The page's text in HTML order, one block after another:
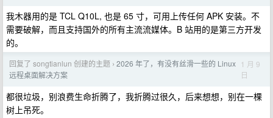
我木器用的是 TCL Q10L, 也是 65 寸，可用上传任何 APK 安装。不
需要破解，而且支持国外的所有主流流媒体。B 站用的是第三方开发
的。
回复了 songtianlun 创建的主题 › 2026 年了，有没有丝滑一些的 Linux
远程桌面解决方案
1 月 9
日
都很垃圾，别浪费生命折腾了，我折腾过很久，后来想想，别在一棵
树上吊死。